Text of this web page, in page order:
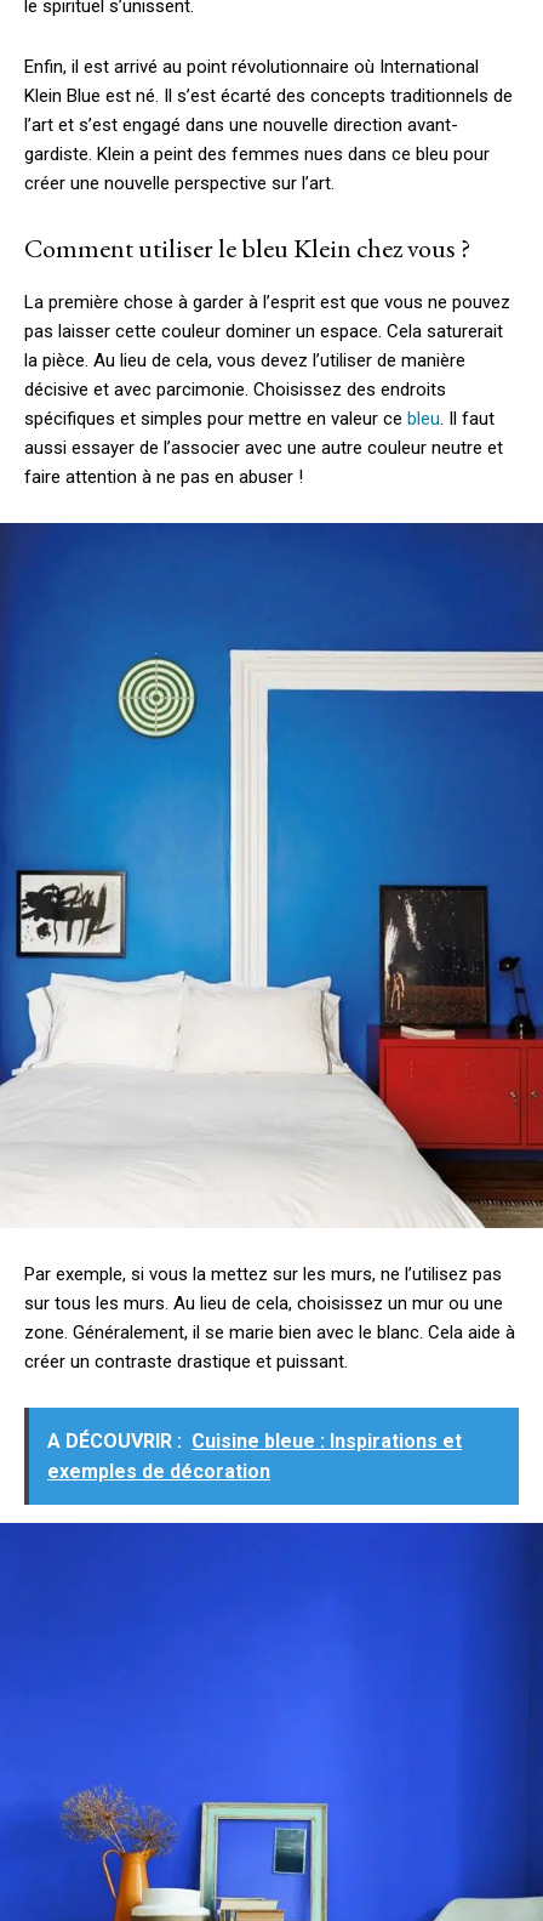
le spirituel s’unissent.
Enfin, il est arrivé au point révolutionnaire où International
Klein Blue est né. Il s’est écarté des concepts traditionnels de
l’art et s’est engagé dans une nouvelle direction avant-
gardiste. Klein a peint des femmes nues dans ce bleu pour
créer une nouvelle perspective sur l’art.
Comment utiliser le bleu Klein chez vous ?
La première chose à garder à l’esprit est que vous ne pouvez
pas laisser cette couleur dominer un espace. Cela saturerait
la pièce. Au lieu de cela, vous devez l’utiliser de manière
décisive et avec parcimonie. Choisissez des endroits
spécifiques et simples pour mettre en valeur ce bleu. Il faut
aussi essayer de l’associer avec une autre couleur neutre et
faire attention à ne pas en abuser !
Par exemple, si vous la mettez sur les murs, ne l’utilisez pas
sur tous les murs. Au lieu de cela, choisissez un mur ou une
zone. Généralement, il se marie bien avec le blanc. Cela aide à
créer un contraste drastique et puissant.
A DÉCOUVRIR : Cuisine bleue : Inspirations et
exemples de décoration